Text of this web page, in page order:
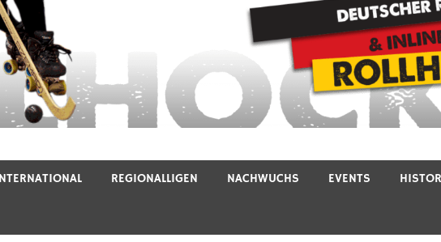
REGIONALLIGEN NACHWUCHS EVENTS